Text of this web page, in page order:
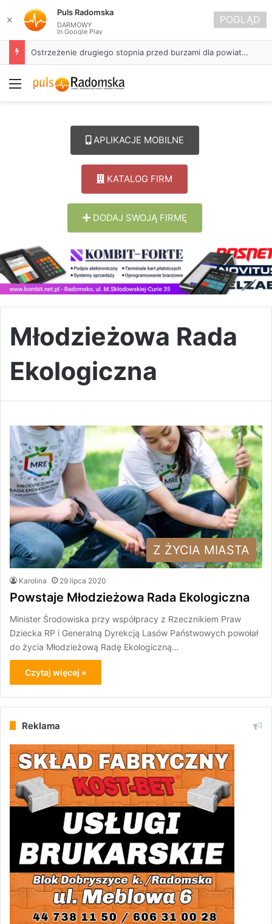
Ostrzeżenie drugiego stopnia przed burzami dla powiatu radomszczańskiego
Menu
APLIKACJE MOBILNE
KATALOG FIRM
DODAJ SWOJĄ FIRMĘ
Młodzieżowa Rada
Ekologiczna
Z ŻYCIA MIASTA
Karolina 29 lipca 2020
Powstaje Młodzieżowa Rada Ekologiczna
Minister Środowiska przy współpracy z Rzecznikiem Praw
Dziecka RP i Generalną Dyrekcją Lasów Państwowych powołał
do życia Młodzieżową Radę Ekologiczną…
Czytaj więcej »
Reklama
✕
Puls Radomska
DARMOWY
In Google Play
POGLĄD